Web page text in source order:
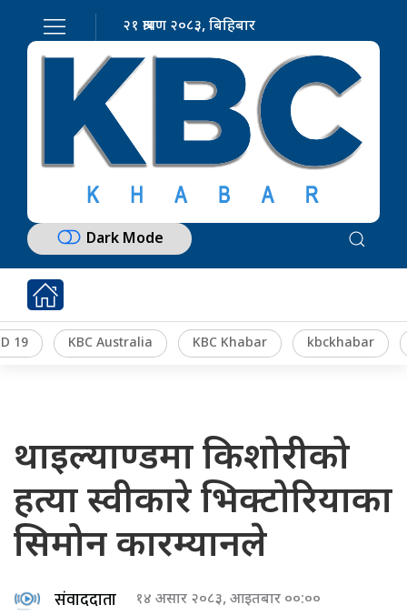
२१ श्रावण २०८३, बिहिबार
Dark Mode
19 KBC Australia KBC Khabar kbckhabar
थाइल्याण्डमा किशोरीको
हत्या स्वीकारे भिक्टोरियाका
सिमोन कारम्यानले
संवाददाता १४ असार २०८३, आइतबार ००:००